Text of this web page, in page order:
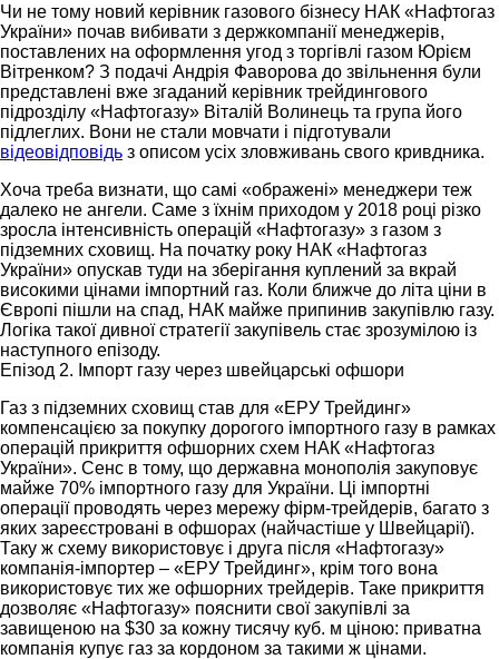
Чи не тому новий керівник газового бізнесу НАК «Нафтогаз
України» почав вибивати з держкомпанії менеджерів,
поставлених на оформлення угод з торгівлі газом Юрієм
Вітренком? З подачі Андрія Фаворова до звільнення були
представлені вже згаданий керівник трейдингового
підрозділу «Нафтогазу» Віталій Волинець та група його
підлеглих. Вони не стали мовчати і підготували
відеовідповідь з описом усіх зловживань свого кривдника.
Хоча треба визнати, що самі «ображені» менеджери теж
далеко не ангели. Саме з їхнім приходом у 2018 році різко
зросла інтенсивність операцій «Нафтогазу» з газом з
підземних сховищ. На початку року НАК «Нафтогаз
України» опускав туди на зберігання куплений за вкрай
високими цінами імпортний газ. Коли ближче до літа ціни в
Європі пішли на спад, НАК майже припинив закупівлю газу.
Логіка такої дивної стратегії закупівель стає зрозумілою із
наступного епізоду.
Епізод 2. Імпорт газу через швейцарські офшори
Газ з підземних сховищ став для «ЕРУ Трейдинг»
компенсацією за покупку дорогого імпортного газу в рамках
операцій прикриття офшорних схем НАК «Нафтогаз
України». Сенс в тому, що державна монополія закуповує
майже 70% імпортного газу для України. Ці імпортні
операції проводять через мережу фірм-трейдерів, багато з
яких зареєстровані в офшорах (найчастіше у Швейцарії).
Таку ж схему використовує і друга після «Нафтогазу»
компанія-імпортер – «ЕРУ Трейдинг», крім того вона
використовує тих же офшорних трейдерів. Таке прикриття
дозволяє «Нафтогазу» пояснити свої закупівлі за
завищеною на $30 за кожну тисячу куб. м ціною: приватна
компанія купує газ за кордоном за такими ж цінами.